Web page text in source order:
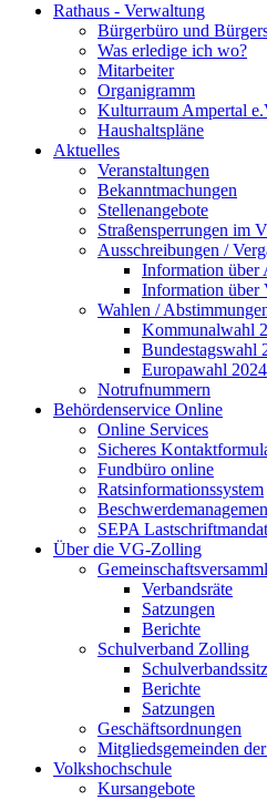
Rathaus - Verwaltung
Bürgerbüro und
Was erledige ich wo?
Mitarbeiter
Organigramm
Kulturraum Ampertal
Haushaltspläne
Aktuelles
Veranstaltungen
Bekanntmachungen
Stellenangebote
Straßensperrungen im
Ausschreibungen /
Information über
Information über
Wahlen /
Kommunalwahl
Bundestagswahl
Europawahl 2024
Notrufnummern
Behördenservice Online
Online Services
Sicheres
Fundbüro online
Ratsinformationssystem
SEPA Lastschriftmandat
Über die VG-Zolling
Verbandsräte
Satzungen
Berichte
Schulverband Zolling
Berichte
Satzungen
Geschäftsordnungen
Mitgliedsgemeinden
Volkshochschule
Kursangebote